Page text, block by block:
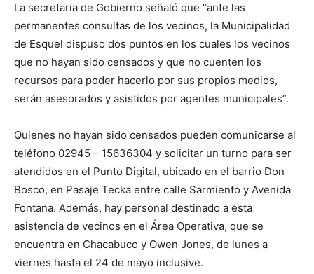
La secretaria de Gobierno señaló que “ante las
permanentes consultas de los vecinos, la Municipalidad
de Esquel dispuso dos puntos en los cuales los vecinos
que no hayan sido censados y que no cuenten los
recursos para poder hacerlo por sus propios medios,
serán asesorados y asistidos por agentes municipales”.
Quienes no hayan sido censados pueden comunicarse al
teléfono 02945 – 15636304 y solicitar un turno para ser
atendidos en el Punto Digital, ubicado en el barrio Don
Bosco, en Pasaje Tecka entre calle Sarmiento y Avenida
Fontana. Además, hay personal destinado a esta
asistencia de vecinos en el Área Operativa, que se
encuentra en Chacabuco y Owen Jones, de lunes a
viernes hasta el 24 de mayo inclusive.